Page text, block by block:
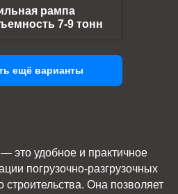
рампа
7-9 тонн
ещё варианты
— это удобное и практичное
погрузочно-разгрузочных
строительства. Она позволяет